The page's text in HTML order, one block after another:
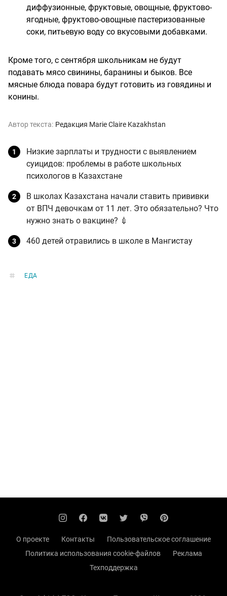
диффузионные, фруктовые, овощные, фруктово-
ягодные, фруктово-овощные пастеризованные
соки, питьевую воду со вкусовыми добавками.
Кроме того, с сентября школьникам не будут
подавать мясо свинины, баранины и быков. Все
мясные блюда повара будут готовить из говядины и
конины.
Автор текста: Редакция Marie Claire Kazakhstan
Низкие зарплаты и трудности с выявлением
суицидов: проблемы в работе школьных
психологов в Казахстане
В школах Казахстана начали ставить прививки
от ВПЧ девочкам от 11 лет. Это обязательно? Что
нужно знать о вакцине? 💉
460 детей отравились в школе в Мангистау
ЕДА
О проекте Контакты
Пользовательское соглашение
Политика использования cookie-файлов
Реклама
Техподдержка